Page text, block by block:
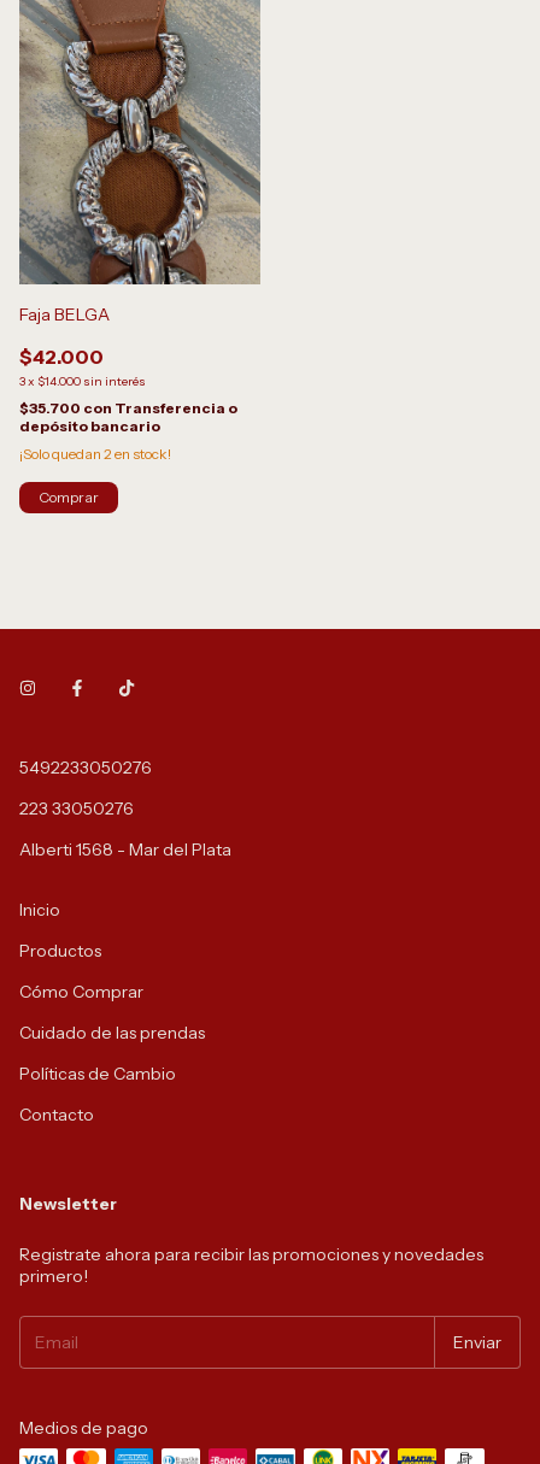
Faja BELGA
$42.000
3x $14.000 sin interés
$35.700 con Transferencia o
depósito bancario
¡Solo quedan 2en stock!
5492233050276
223 33050276
Alberti 1568 - Mar del Plata
Inicio
Productos
Cómo Comprar
Cuidado de las prendas
Políticas de Cambio
Contacto
Newsletter
Registrate ahora para recibir las promociones y novedades
primero!
Medios de pago